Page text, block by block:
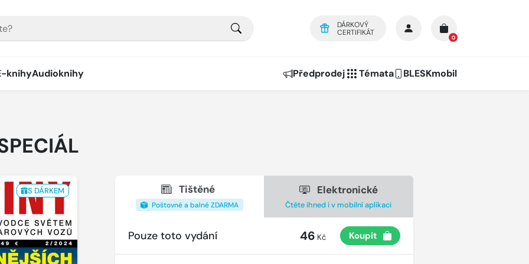
DÁRKOVÝ
CERTIFIKÁT
0
knihyAudioknihy Předprodej Témata BLESKmobil
S DÁRKEM Tištěné
Poštovné a balné ZDARMA
Elektronické
Čtěte ihned i v mobilní aplikaci
Pouze toto vydání 46 Kč Koupit